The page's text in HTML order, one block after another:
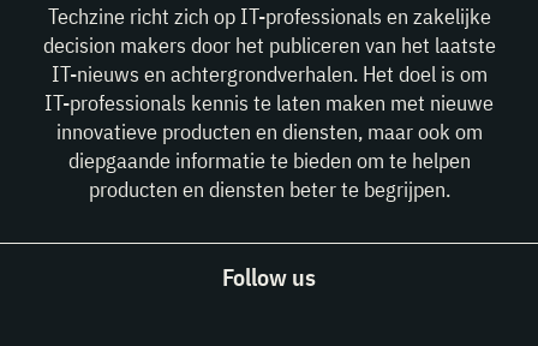
Techzine richt zich op IT-professionals en zakelijke
decision makers door het publiceren van het laatste
IT-nieuws en achtergrondverhalen. Het doel is om
IT-professionals kennis te laten maken met nieuwe
innovatieve producten en diensten, maar ook om
diepgaande informatie te bieden om te helpen
producten en diensten beter te begrijpen.
Follow us